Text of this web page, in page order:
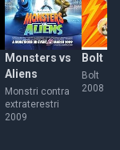
Monsters vs
Aliens
Monstri contra
extraterestri
2009
Bolt
Bolt
2008